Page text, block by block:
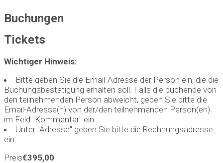
Buchungen
Tickets
Wichtiger Hinweis:
Bitte geben Sie die Email-Adresse der Person ein, die die
Buchungsbestätigung erhalten soll. Falls die buchende von
den teilnehmenden Person abweicht, geben Sie bitte die
Email-Adresse(n) von der/den teilnehmenden Person(en)
im Feld "Kommentar" ein.
Unter "Adresse" geben Sie bitte die Rechnungsadresse
ein.
Preis€395,00